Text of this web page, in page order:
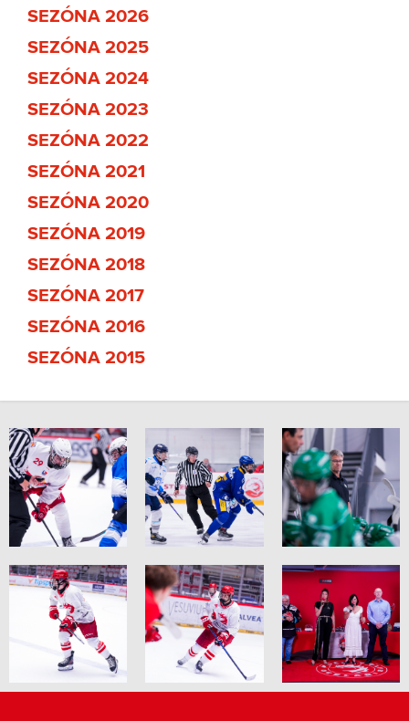
SEZÓNA 2026
SEZÓNA 2025
SEZÓNA 2024
SEZÓNA 2023
SEZÓNA 2022
SEZÓNA 2021
SEZÓNA 2020
SEZÓNA 2019
SEZÓNA 2018
SEZÓNA 2017
SEZÓNA 2016
SEZÓNA 2015